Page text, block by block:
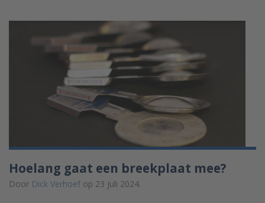
Hoelang gaat een breekplaat mee?
Door Dick Verhoef op 23 juli 2024.